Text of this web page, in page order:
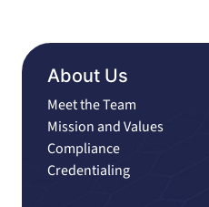
About Us
Meet the Team
Mission and Values
Compliance
Credentialing